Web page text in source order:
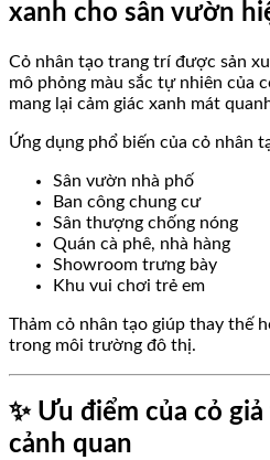
xanh cho sân vườn
Cỏ nhân tạo trang trí được sản
mô phỏng màu sắc tự nhiên của
mang lại cảm giác xanh mát
Ứng dụng phổ biến của cỏ nhân
Sân vườn nhà phố
Ban công chung cư
Sân thượng chống nóng
Quán cà phê, nhà hàng
Showroom trưng bày
Khu vui chơi trẻ em
Thảm cỏ nhân tạo giúp thay thế
trong môi trường đô thị.
✨ Ưu điểm của cỏ
cảnh quan